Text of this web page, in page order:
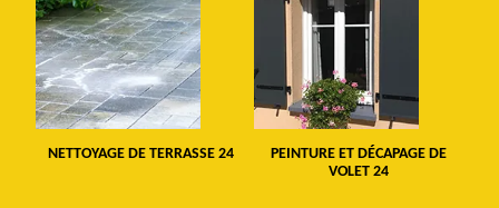
NETTOYAGE DE TERRASSE 24
PEINTURE ET DÉCAPAGE DE
VOLET 24